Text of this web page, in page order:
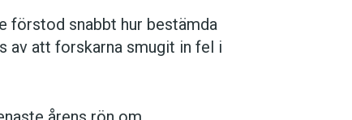
förstod snabbt hur bestämda
av att forskarna smugit in fel i